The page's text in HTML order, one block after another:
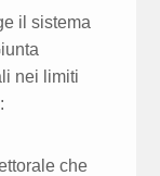
il sistema
nei limiti
che